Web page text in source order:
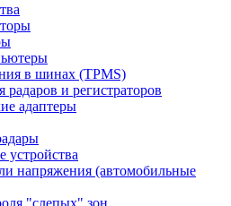
в шинах (TPMS)
радаров и регистраторов
адаптеры
устройства
напряжения (автомобильные
"слепых" зон